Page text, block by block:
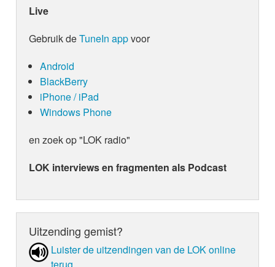
Live
Gebruik deTuneIn appvoor
Android
BlackBerry
iPhone / iPad
Windows Phone
en zoek op "LOK radio"
LOK interviews en fragmenten als Podcast
Uitzending gemist?
Luister de uit­zen­din­gen van de LOK online